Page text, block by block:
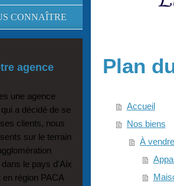
Plan
Accueil
Nos biens
À vendre
CONNAÎTRE
une agence
a décidé de se
clients, nous
sur le terrain
dans le pays d'Aix
en région PACA